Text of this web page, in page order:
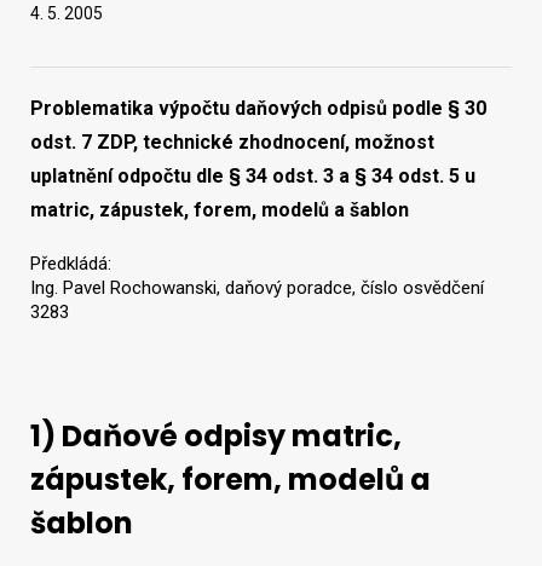
4. 5. 2005
Problematika výpočtu daňových odpisů podle § 30
odst. 7 ZDP, technické zhodnocení, možnost
uplatnění odpočtu dle § 34 odst. 3 a § 34 odst. 5 u
matric, zápustek, forem, modelů a šablon
Předkládá:
Ing. Pavel Rochowanski, daňový poradce, číslo osvědčení
3283
1) Daňové odpisy matric,
zápustek, forem, modelů a
šablon